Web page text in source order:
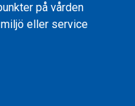
på vården
eller service